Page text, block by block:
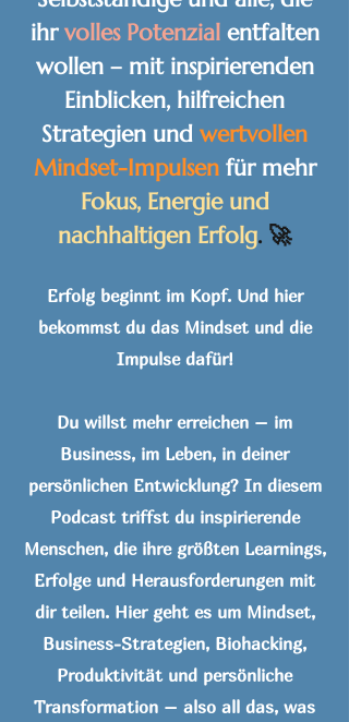
ihrvolles Potenzial entfalten
wollen – mit inspirierenden
Einblicken, hilfreichen
Strategien und wertvollen
Mindset-Impulsen für mehr
Fokus, Energie und
nachhaltigen Erfolg. 🚀
Erfolg beginnt im Kopf. Und hier
bekommst du das Mindset und die
Impulse dafür!
Du willst mehr erreichen – im
Business, im Leben, in deiner
persönlichen Entwicklung? In diesem
Podcast triffst du inspirierende
Menschen, die ihre größten Learnings,
Erfolge und Herausforderungen mit
dir teilen. Hier geht es um Mindset,
Business-Strategien, Biohacking,
Produktivität und persönliche
Transformation – also all das, was